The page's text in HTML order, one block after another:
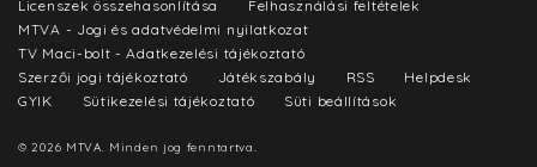
Licenszek összehasonlítása
Felhasználási feltételek
MTVA - Jogi és adatvédelmi nyilatkozat
TV Maci-bolt - Adatkezelési tájékoztató
Szerzői jogi tájékoztató
Játékszabály RSS
Helpdesk
GYIK
Sütikezelési tájékoztató Süti beállítások
© 2026 MTVA. Minden jog fenntartva.